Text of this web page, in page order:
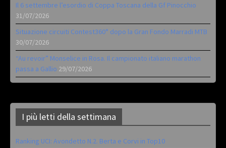
Il 6 settembre l’esordio di Coppa Toscana della Gf Pinocchio
31/07/2026
Situazione circuiti Contest360° dopo la Gran Fondo Marradi MTB
30/07/2026
“Au revoir” Monselice in Rosa. Il campionato italiano marathon
passa a Gallio 29/07/2026
I più letti della settimana
Ranking UCI: Avondetto N.2. Berta e Corvi in Top10